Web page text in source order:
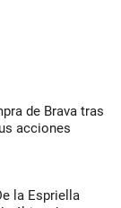
de Brava tras
acciones
la Espriella